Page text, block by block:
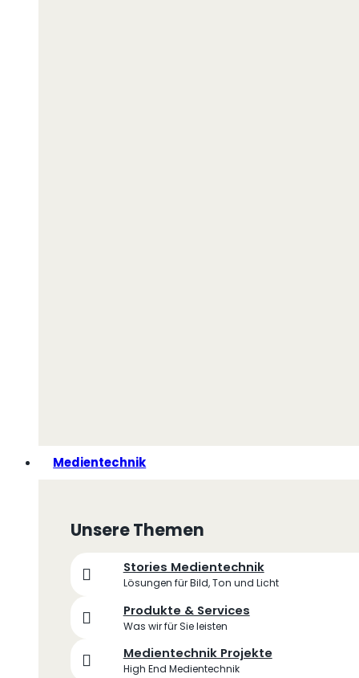
Medientechnik
Unsere Themen
Stories Medientechnik
Lösungen für Bild, Ton und Licht
Produkte & Services
Was wir für Sie leisten
Medientechnik Projekte
High End Medientechnik